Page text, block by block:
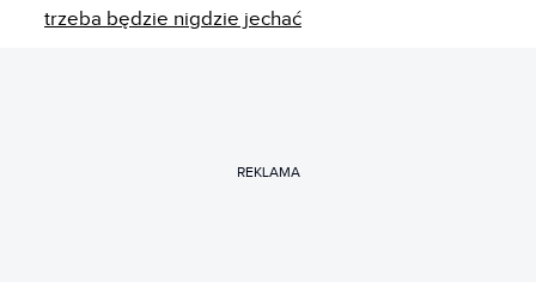
trzeba będzie nigdzie jechać
REKLAMA